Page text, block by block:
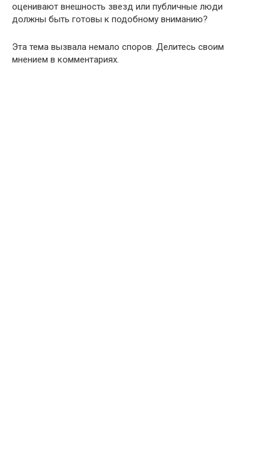
оценивают внешность звезд или публичные люди
должны быть готовы к подобному вниманию?
Эта тема вызвала немало споров. Делитесь своим
мнением в комментариях.